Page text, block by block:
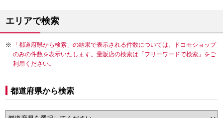
エリアで検索
「都道府県から検索」の結果で表示される件数については、ドコモショップ
のみの件数を表示いたします。量販店の検索は「フリーワードで検索」をご
利用ください。
都道府県から検索